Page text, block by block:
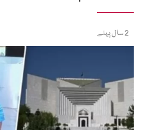
2 سال پہلے